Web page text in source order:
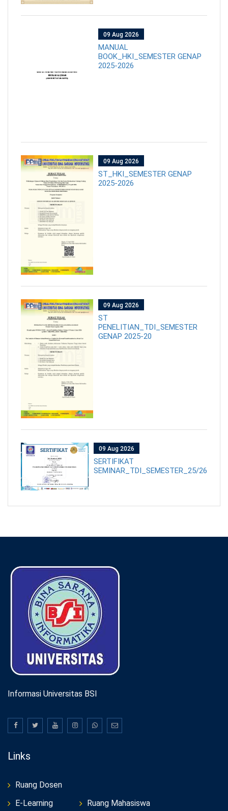
09 Aug 2026
MANUAL
BOOK_HKI_SEMESTER GENAP
2025-2026
09 Aug 2026
ST_HKI_SEMESTER GENAP
2025-2026
09 Aug 2026
ST
PENELITIAN_TDI_SEMESTER
GENAP 2025-20
09 Aug 2026
SERTIFIKAT
SEMINAR_TDI_SEMESTER_25/26
Informasi Universitas BSI
Links
Ruang Dosen
E-Learning
Ruang Mahasiswa